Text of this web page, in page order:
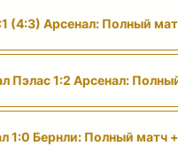
(4:3) Арсенал: Полный
Пэлас 1:2 Арсенал:
1:0 Бернли: Полный матч